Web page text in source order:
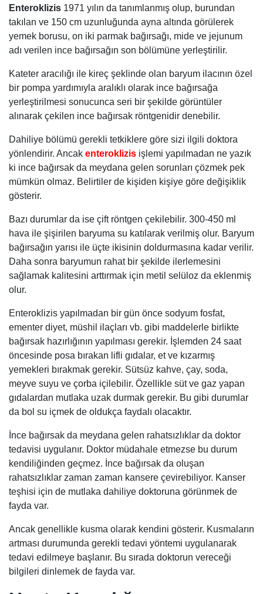
Enteroklizis 1971 yılın da tanımlanmış olup, burundan
takılan ve 150 cm uzunluğunda ayna altında görülerek
yemek borusu, on iki parmak bağırsağı, mide ve jejunum
adı verilen ince bağırsağın son bölümüne yerleştirilir.
Kateter aracılığı ile kireç şeklinde olan baryum ilacının özel
bir pompa yardımıyla aralıklı olarak ince bağırsağa
yerleştirilmesi sonucunca seri bir şekilde görüntüler
alınarak çekilen ince bağırsak röntgenidir denebilir.
Dahiliye bölümü gerekli tetkiklere göre sizi ilgili doktora
yönlendirir. Ancak enteroklizis işlemi yapılmadan ne yazık
ki ince bağırsak da meydana gelen sorunları çözmek pek
mümkün olmaz. Belirtiler de kişiden kişiye göre değişiklik
gösterir.
Bazı durumlar da ise çift röntgen çekilebilir. 300-450 ml
hava ile şişirilen baryuma su katılarak verilmiş olur. Baryum
bağırsağın yarısı ile üçte ikisinin doldurmasına kadar verilir.
Daha sonra baryumun rahat bir şekilde ilerlemesini
sağlamak kalitesini arttırmak için metil selüloz da eklenmiş
olur.
Enteroklizis yapılmadan bir gün önce sodyum fosfat,
ementer diyet, müshil ilaçları vb. gibi maddelerle birlikte
bağırsak hazırlığının yapılması gerekir. İşlemden 24 saat
öncesinde posa bırakan lifli gıdalar, et ve kızarmış
yemekleri bırakmak gerekir. Sütsüz kahve, çay, soda,
meyve suyu ve çorba içilebilir. Özellikle süt ve gaz yapan
gıdalardan mutlaka uzak durmak gerekir. Bu gibi durumlar
da bol su içmek de oldukça faydalı olacaktır.
İnce bağırsak da meydana gelen rahatsızlıklar da doktor
tedavisi uygulanır. Doktor müdahale etmezse bu durum
kendiliğinden geçmez. İnce bağırsak da oluşan
rahatsızlıklar zaman zaman kansere çevirebiliyor. Kanser
teşhisi için de mutlaka dahiliye doktoruna görünmek de
fayda var.
Ancak genellikle kusma olarak kendini gösterir. Kusmaların
artması durumunda gerekli tedavi yöntemi uygulanarak
tedavi edilmeye başlanır. Bu sırada doktorun vereceği
bilgileri dinlemek de fayda var.